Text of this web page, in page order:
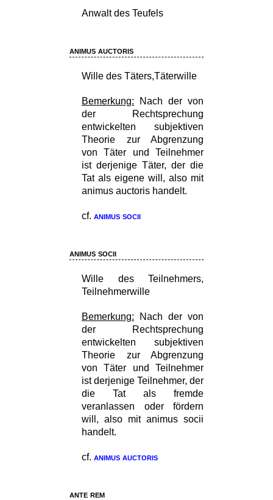
Anwalt des Teufels
animus auctoris
Wille des Täters,Täterwille
Bemerkung: Nach der von
der Rechtsprechung
entwickelten subjektiven
Theorie zur Abgrenzung
von Täter und Teilnehmer
ist derjenige Täter, der die
Tat als eigene will, also mit
animus auctoris handelt.
cf. animus socii
animus socii
Wille des Teilnehmers,
Teilnehmerwille
Bemerkung: Nach der von
der Rechtsprechung
entwickelten subjektiven
Theorie zur Abgrenzung
von Täter und Teilnehmer
ist derjenige Teilnehmer, der
die Tat als fremde
veranlassen oder fördern
will, also mit animus socii
handelt.
cf. animus auctoris
ante rem